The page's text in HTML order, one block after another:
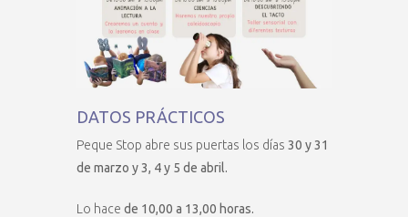
DATOS PRÁCTICOS
Peque Stop abre sus puertas los días 30 y 31
de marzo y 3, 4 y 5 de abril.
Lo hace de 10,00 a 13,00 horas.